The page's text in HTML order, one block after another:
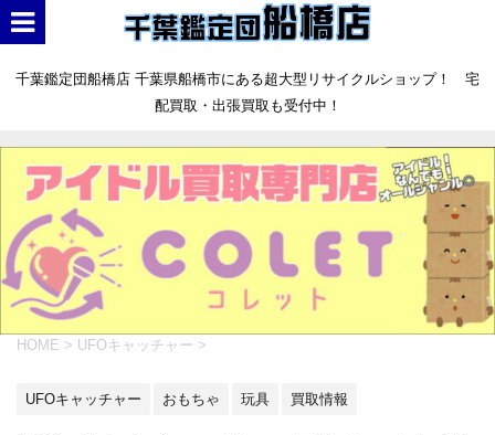
千葉鑑定団船橋店 千葉県船橋市にある超大型リサイクルショップ！ 宅
配買取・出張買取も受付中！
HOME > UFOキャッチャー >
UFOキャッチャー おもちゃ 玩具 買取情報